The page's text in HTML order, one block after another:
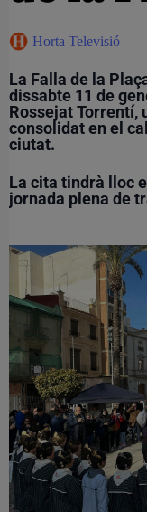
Horta Televisió
La Falla de la
dissabte 11 de
Rossejat Torrentí,
consolidat en el
ciutat.
La cita tindrà lloc
jornada plena de